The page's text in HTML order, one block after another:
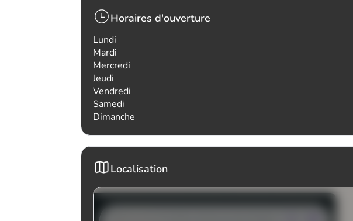
Horaires d'ouverture
Lundi
Mardi
Mercredi
Jeudi
Vendredi
Samedi
Dimanche
Localisation